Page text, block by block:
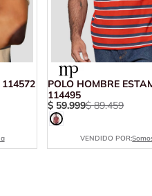
114572
POLO HOMBRE
114495
$ 59.999$ 89.459
VENDIDO POR: